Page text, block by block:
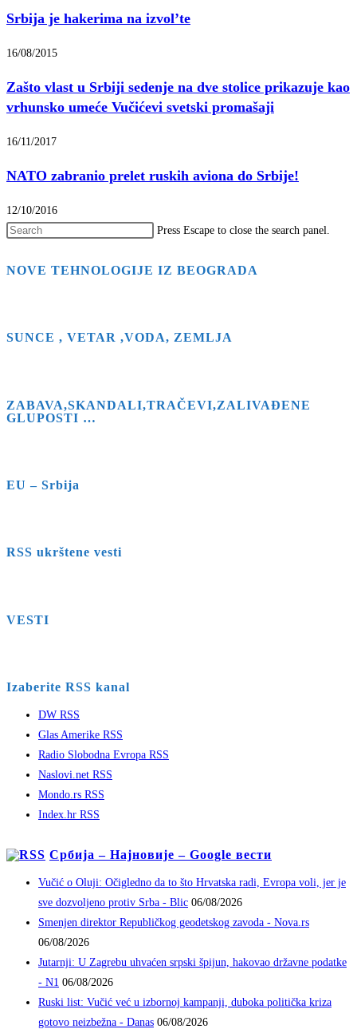
Srbija je hakerima na izvol’te
16/08/2015
Zašto vlast u Srbiji sedenje na dve stolice prikazuje kao
vrhunsko umeće Vučićevi svetski promašaji
16/11/2017
NATO zabranio prelet ruskih aviona do Srbije!
12/10/2016
Press Escape to close the search panel.
NOVE TEHNOLOGIJE IZ BEOGRADA
SUNCE , VETAR ,VODA, ZEMLJA
ZABAVA,SKANDALI,TRAČEVI,ZALIVAĐENE
GLUPOSTI …
EU – Srbija
RSS ukrštene vesti
VESTI
Izaberite RSS kanal
DW RSS
Glas Amerike RSS
Radio Slobodna Evropa RSS
Naslovi.net RSS
Mondo.rs RSS
Index.hr RSS
Србија – Најновије – Google вести
Vučić o Oluji: Očigledno da to što Hrvatska radi, Evropa voli, jer je
sve dozvoljeno protiv Srba - Blic 06/08/2026
Smenjen direktor Republičkog geodetskog zavoda - Nova.rs
06/08/2026
Jutarnji: U Zagrebu uhvaćen srpski špijun, hakovao državne podatke
- N1 06/08/2026
Ruski list: Vučić već u izbornoj kampanji, duboka politička kriza
gotovo neizbežna - Danas 06/08/2026